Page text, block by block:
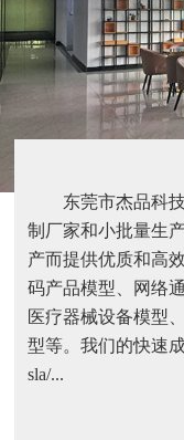
东莞市杰品科技
制厂家和小批量生
产而提供优质和高
码产品模型、网络
医疗器械设备模型
型等。我们的快速
sla/...